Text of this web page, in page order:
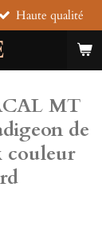
Haute qualité
MT
de
couleur